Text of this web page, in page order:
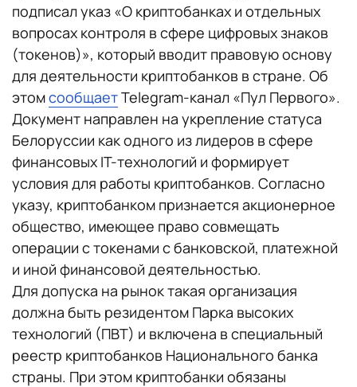
подписал указ «О криптобанках и отдельных
вопросах контроля в сфере цифровых знаков
(токенов)», который вводит правовую основу
для деятельности криптобанков в стране. Об
этомсообщаетTelegram-канал «Пул Первого».
Документ направлен на укрепление статуса
Белоруссии как одного из лидеров в сфере
финансовых IT-технологий и формирует
условия для работы криптобанков. Согласно
указу, криптобанком признается акционерное
общество, имеющее право совмещать
операции с токенами с банковской, платежной
и иной финансовой деятельностью.
Для допуска на рынок такая организация
должна быть резидентом Парка высоких
технологий (ПВТ) и включена в специальный
реестр криптобанков Национального банка
страны. При этом криптобанки обязаны